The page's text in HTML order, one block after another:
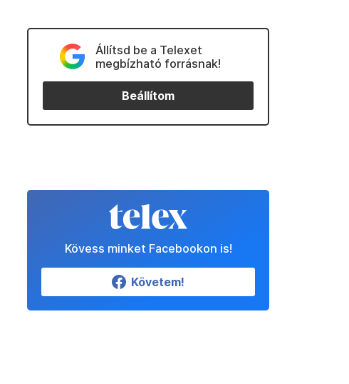
Állítsd be a Telexet
megbízható forrásnak!
Beállítom
Kövess minket Facebookon is!
Követem!